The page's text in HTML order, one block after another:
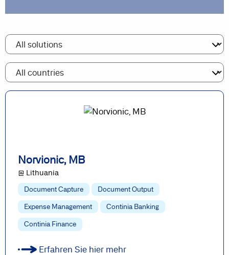
Norvionic, MB
@ Lithuania
Document Capture Document Output
Expense Management Continia Banking
Continia Finance
Erfahren Sie hier mehr